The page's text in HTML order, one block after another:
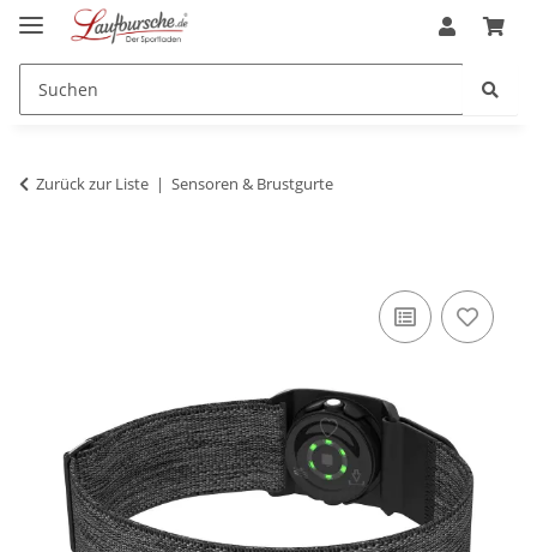
Zurück zur Liste Sensoren & Brustgurte